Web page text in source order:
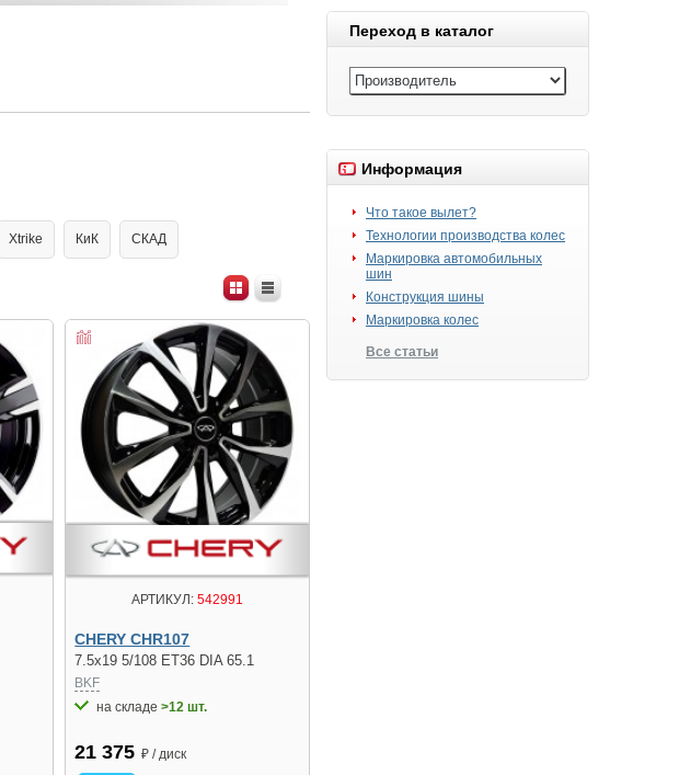
Переход в каталог
Информация
Что такое вылет?
Технологии производства колес
Маркировка автомобильных
шин
Конструкция шины
Маркировка колес
Все статьи
Xtrike КиК СКАД
АРТИКУЛ: 542991
CHERY CHR107
7.5x19 5/108 ET36 DIA 65.1
BKF
на складе>12 шт.
21 375 ₽ / диск